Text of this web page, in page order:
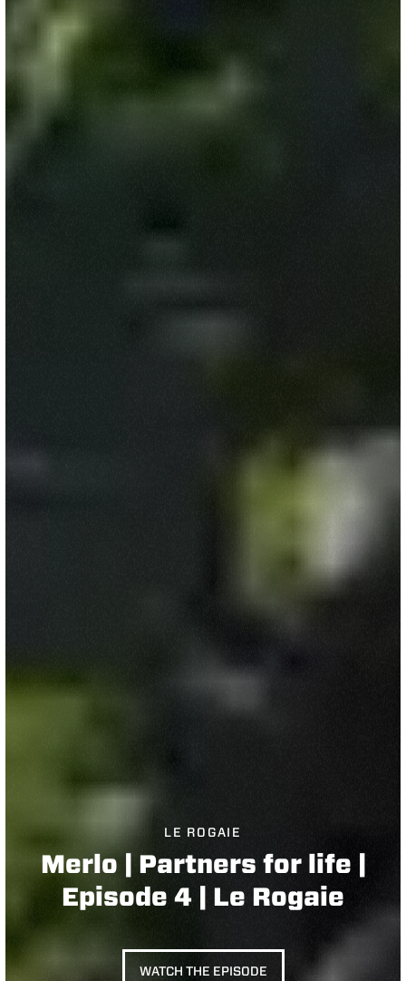
LE ROGAIE
Merlo | Partners for life |
Episode 4 | Le Rogaie
WATCH THE EPISODE